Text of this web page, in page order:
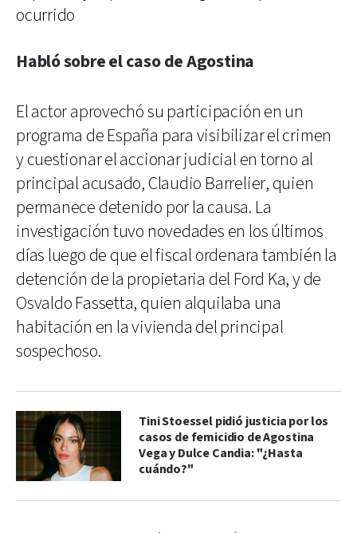
ocurrido
Habló sobre el caso de Agostina
El actor aprovechó su participación en un
programa de España para visibilizar el crimen
y cuestionar el accionar judicial en torno al
principal acusado, Claudio Barrelier, quien
permanece detenido por la causa. La
investigación tuvo novedades en los últimos
días luego de que el fiscal ordenara también la
detención de la propietaria del Ford Ka, y de
Osvaldo Fassetta, quien alquilaba una
habitación en la vivienda del principal
sospechoso.
Tini Stoessel pidió justicia por los
casos de femicidio de Agostina
Vega y Dulce Candia: "¿Hasta
cuándo?"